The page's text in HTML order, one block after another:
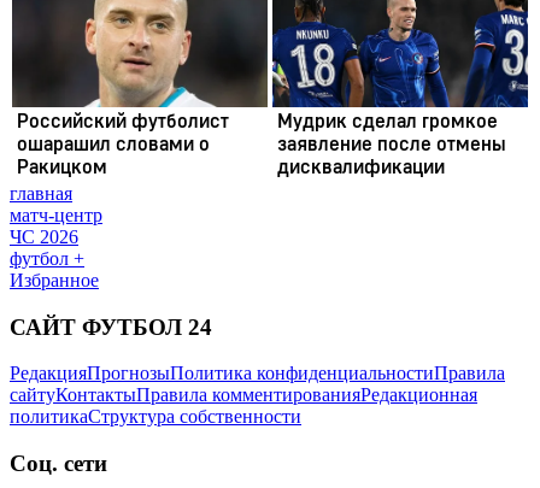
главная
матч-центр
ЧС 2026
футбол +
Избранное
САЙТ ФУТБОЛ 24
РедакцияПрогнозыПолитика конфиденциальностиПравила
сайтуКонтактыПравила комментированияРедакционная
политикаСтруктура собственности
Соц. сети